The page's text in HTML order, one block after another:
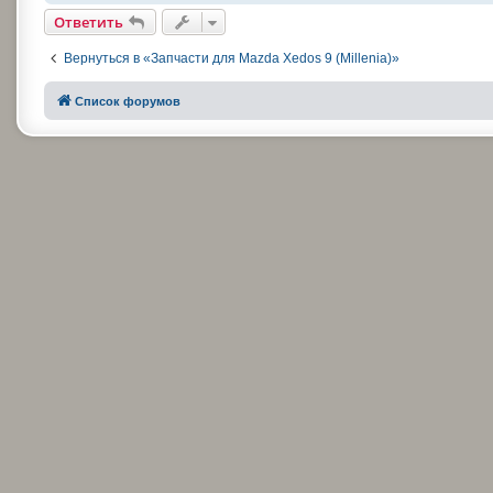
Ответить
Вернуться в «Запчасти для Mazda Xedos 9 (Millenia)»
Список форумов